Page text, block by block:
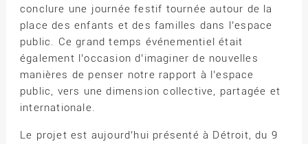
conclure une journée festif tournée autour de la
place des enfants et des familles dans l’espace
public. Ce grand temps événementiel était
également l’occasion d’imaginer de nouvelles
manières de penser notre rapport à l’espace
public, vers une dimension collective, partagée et
internationale.
Le projet est aujourd’hui présenté à Détroit, du 9